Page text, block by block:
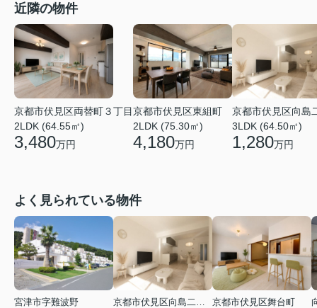
近隣の物件
京都市伏見区両替町３丁目
2LDK (64.55㎡)
3,480万円
京都市伏見区東組町
2LDK (75.30㎡)
4,180万円
京都市伏見区向島
3LDK (64.50㎡)
1,280万円
よく見られている物件
宮津市字難波野
京都市伏見区舞台町